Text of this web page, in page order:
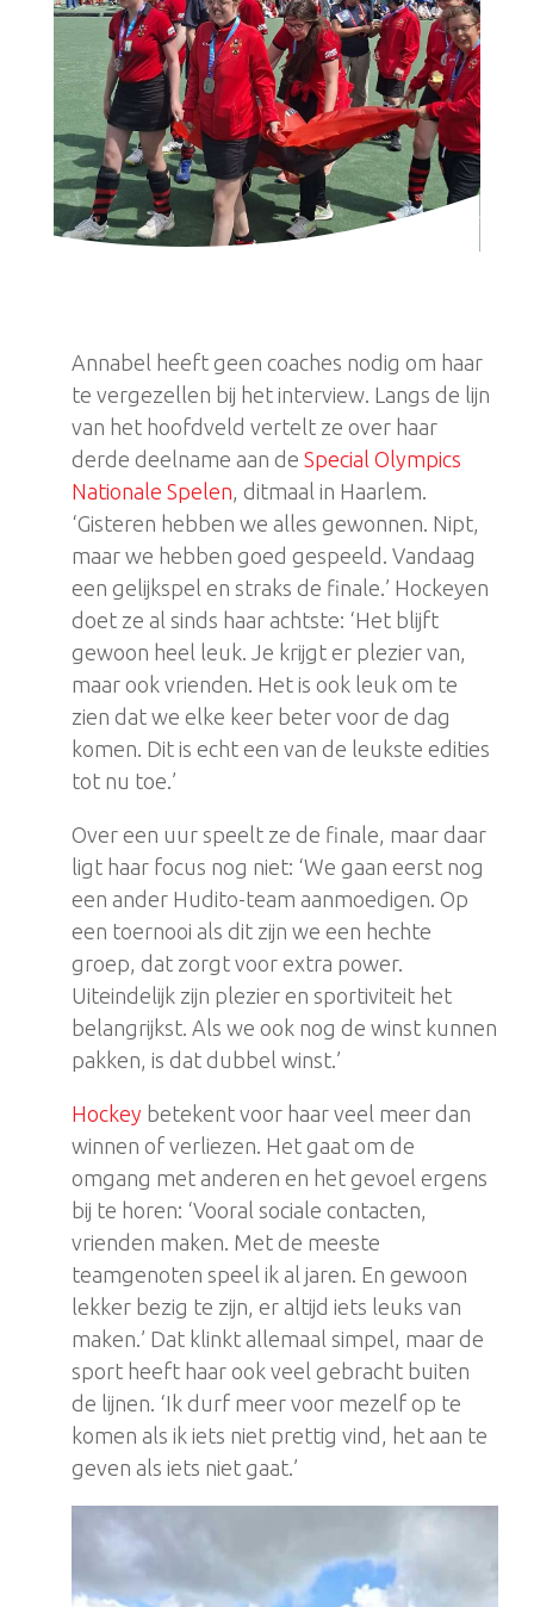
Annabel heeft geen coaches nodig om haar
te vergezellen bij het interview. Langs de lijn
van het hoofdveld vertelt ze over haar
derde deelname aan de Special Olympics
Nationale Spelen , ditmaal in Haarlem.
‘Gisteren hebben we alles gewonnen. Nipt,
maar we hebben goed gespeeld. Vandaag
een gelijkspel en straks de finale.’ Hockeyen
doet ze al sinds haar achtste: ‘Het blijft
gewoon heel leuk. Je krijgt er plezier van,
maar ook vrienden. Het is ook leuk om te
zien dat we elke keer beter voor de dag
komen. Dit is echt een van de leukste edities
tot nu toe.’
Over een uur speelt ze de finale, maar daar
ligt haar focus nog niet: ‘We gaan eerst nog
een ander Hudito-team aanmoedigen. Op
een toernooi als dit zijn we een hechte
groep, dat zorgt voor extra power.
Uiteindelijk zijn plezier en sportiviteit het
belangrijkst. Als we ook nog de winst kunnen
pakken, is dat dubbel winst.’
Hockey betekent voor haar veel meer dan
winnen of verliezen. Het gaat om de
omgang met anderen en het gevoel ergens
bij te horen: ‘Vooral sociale contacten,
vrienden maken. Met de meeste
teamgenoten speel ik al jaren. En gewoon
lekker bezig te zijn, er altijd iets leuks van
maken.’ Dat klinkt allemaal simpel, maar de
sport heeft haar ook veel gebracht buiten
de lijnen. ‘Ik durf meer voor mezelf op te
komen als ik iets niet prettig vind, het aan te
geven als iets niet gaat.’